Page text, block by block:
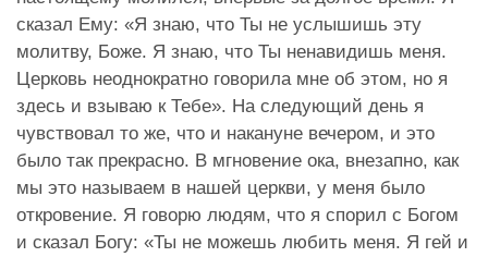
сказал Ему: «Я знаю, что Ты не услышишь эту
молитву, Боже. Я знаю, что Ты ненавидишь меня.
Церковь неоднократно говорила мне об этом, но я
здесь и взываю к Тебе». На следующий день я
чувствовал то же, что и накануне вечером, и это
было так прекрасно. В мгновение ока, внезапно, как
мы это называем в нашей церкви, у меня было
откровение. Я говорю людям, что я спорил с Богом
и сказал Богу: «Ты не можешь любить меня. Я гей и